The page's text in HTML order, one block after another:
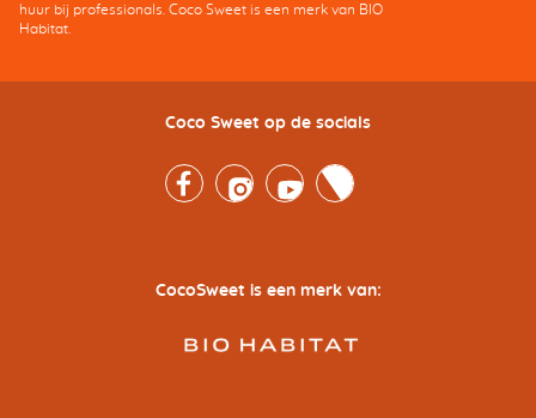
huur bij professionals. Coco Sweet is een merk van BIO
Habitat.
Coco Sweet op de socials
FacebookInstagramYoutubeTwitter
CocoSweet is een merk van: